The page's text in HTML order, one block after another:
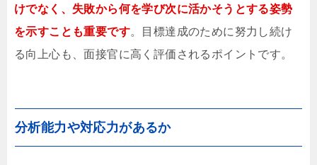
けでなく、失敗から何を学び次に活かそうとする姿勢
を示すことも重要です。目標達成のために努力し続け
る向上心も、面接官に高く評価されるポイントです。
分析能力や対応力があるか